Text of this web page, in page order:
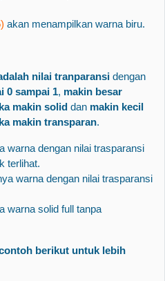
akan menampilkan warna biru.
nilai tranparansi dengan
0 sampai 1, makin besar
makin solid dan makin kecil
makin transparan.
warna dengan nilai trasparansi
terlihat.
warna dengan nilai trasparansi
warna solid full tanpa
berikut untuk lebih